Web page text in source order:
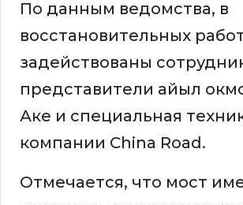
По данным ведомства, в
восстановительных
задействованы
представители айыл
Аке и специальная
компании China Road.
Отмечается, что мост